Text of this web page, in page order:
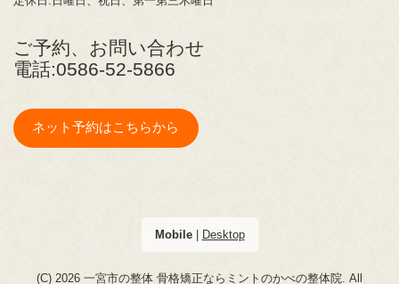
ご予約、お問い合わせ
電話:0586-52-5866
ネット予約はこちらから
Mobile| Desktop
(C) 2026 一宮市の整体 骨格矯正ならミントのかべの整体院. All